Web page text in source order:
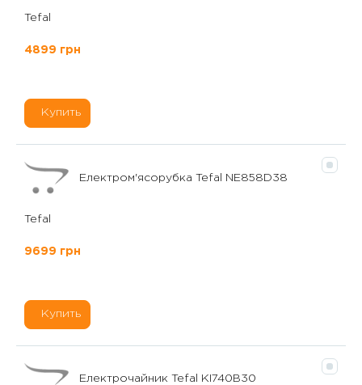
Tefal
4899 грн
Купить
Електром'ясорубка Tefal NE858D38
Tefal
9699 грн
Купить
Електрочайник Tefal KI740B30